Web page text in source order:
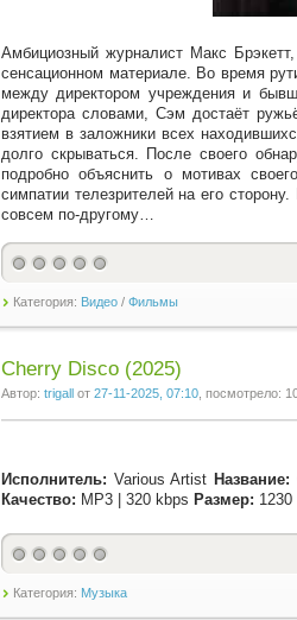
Амбициозный журналист Макс
сенсационном материале. Во время
между директором учреждения и
директора словами, Сэм достаёт
взятием в заложники всех
долго скрываться. После своего
подробно объяснить о мотивах
симпатии телезрителей на его
совсем по-другому…
Категория: Видео / Фильмы
Cherry Disco (2025)
Автор: trigall от 27-11-2025, 07:10 , посмотрело:
Исполнитель: Various Artist Название:
Качество: MP3 | 320 kbps Размер:
Категория: Музыка